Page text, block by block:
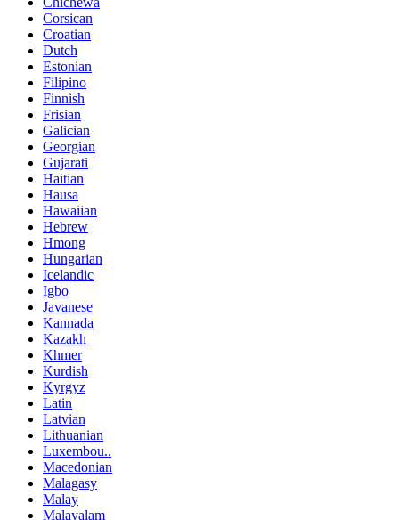
Corsican
Croatian
Dutch
Estonian
Filipino
Finnish
Frisian
Galician
Georgian
Gujarati
Haitian
Hausa
Hawaiian
Hebrew
Hmong
Hungarian
Icelandic
Igbo
Javanese
Kannada
Kazakh
Khmer
Kurdish
Kyrgyz
Latin
Latvian
Lithuanian
Luxembou..
Macedonian
Malagasy
Malay
Malayalam